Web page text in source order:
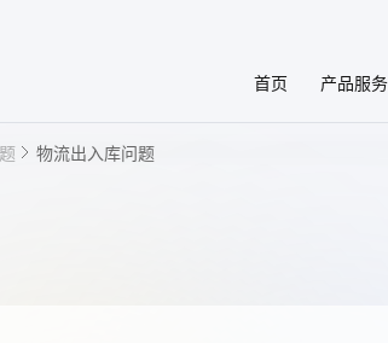
首页 产品服务
物流出入库问题